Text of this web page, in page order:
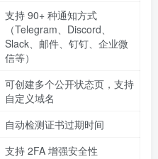
支持 90+ 种通知方式
（Telegram、Discord、
Slack、邮件、钉钉、企业微
信等）
可创建多个公开状态页，支持
自定义域名
自动检测证书过期时间
支持 2FA 增强安全性